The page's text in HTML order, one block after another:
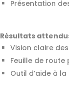
Présentation
Résultats
Vision claire
Feuille de
Outil d’aide à